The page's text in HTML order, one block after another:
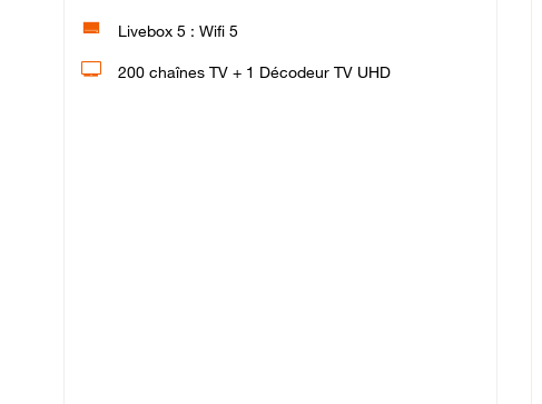
Livebox 5 : Wifi 5
200 chaînes TV + 1 Décodeur TV UHD